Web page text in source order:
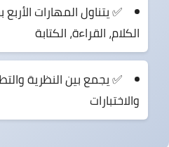
✅ يتناولالمهارات الأربع
الكلام، القراءة، الكتابة
✅ يجمع بينالنظرية
والاختبارات